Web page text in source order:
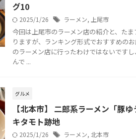
グ10
2025/1/26 ラーメン, 上尾市
今回は上尾市のラーメン店の紹介と、た
りますが、ランキング形式でおすすめの
のラーメン店に行ったわけではないです
んで ...
グルメ
【北本市】 二郎系ラーメン「豚
キタモト跡地
2025/1/26 ラーメン, 北本市